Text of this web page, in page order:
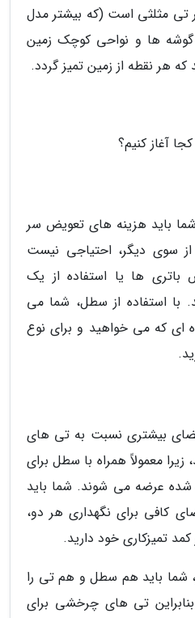
تی مثلثی است (که بیشتر مدل
گوشه ها و نواحی کوچک زمین
هر نقطه از زمین تمیز گردد.
آغاز کنیم؟
باید هزینه های تعویض سر
سوی دیگر، احتیاجی نیست
ها یا استفاده از یک
با استفاده از سطل، شما می
ای که می خواهید و برای نوع
بیشتری نسبت به تی های
زیرا معمولاً همراه با سطل برای
شده عرضه می شوند. شما باید
کافی برای نگهداری هر دو،
تمیزکاری خود دارید.
شما باید هم سطل و هم تی را
بنابراین تی های چرخشی برای